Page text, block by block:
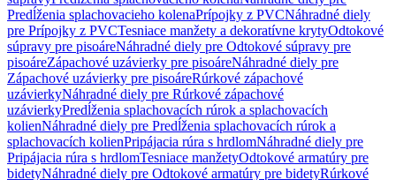
Predĺženia splachovacieho kolenaPrípojky z PVCNáhradné diely
pre Prípojky z PVCTesniace manžety a dekoratívne krytyOdtokové
súpravy pre pisoáreNáhradné diely pre Odtokové súpravy pre
pisoáreZápachové uzávierky pre pisoáreNáhradné diely pre
Zápachové uzávierky pre pisoáreRúrkové zápachové
uzávierkyNáhradné diely pre Rúrkové zápachové
uzávierkyPredĺženia splachovacích rúrok a splachovacích
kolienNáhradné diely pre Predĺženia splachovacích rúrok a
splachovacích kolienPripájacia rúra s hrdlomNáhradné diely pre
Pripájacia rúra s hrdlomTesniace manžetyOdtokové armatúry pre
bidetyNáhradné diely pre Odtokové armatúry pre bidetyRúrkové